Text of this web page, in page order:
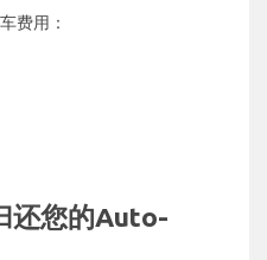
费用：
还您的Auto-